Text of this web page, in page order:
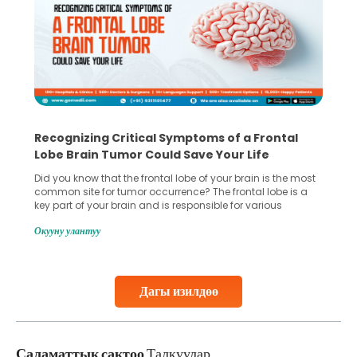
Дагы изилдөө
Recognizing Critical Symptoms of a Frontal
Lobe Brain Tumor Could Save Your Life
Did you know that the frontal lobe of your brain is the most
common site for tumor occurrence? The frontal lobe is a
key part of your brain and is responsible for various
harm to it can lead to serious complications. However, with
Окууну улантуу